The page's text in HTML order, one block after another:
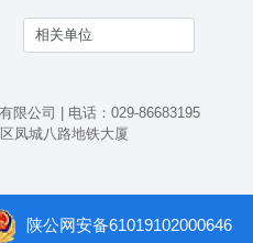
限公司 | 电话：029-86683195
凤城八路地铁大厦
陕公网安备61019102000646